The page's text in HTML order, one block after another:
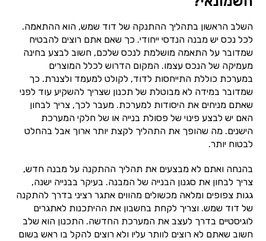
השלב הראשון בתהליך ההתנקה של דוד שמש, הוא ההתאמה.
לכל נכס יש מבנה הנדסי ייחודי. כך שאם אתם רוצים להבטיח
שמדובר על התאמה מושלמת לנכס שלכם, חשוב לבצע בחינה
מעמיקה של הנכס עצמו. המקום הדרוש לכלל המוצרים
במערכת כוללת התייחסות לדוד, לקולט למעמד ולצנרת. כך
שמדובר במידה לא מבוטלת של תכנון שצריך להשקיע עוד לפני
שאתם מניחים את היסודות למערכת. מעבר לכך, צריך לבחון
האם יש לבצע פינוי של פסולת בנייה או של חלקי המערכת
הישנים. מה שהופך את התהליך לקצת יותר ארוך אבל בהחלט
לבטוח יותר.
בהנחה ואתם לא מבצעים את תהליך ההתקנה על מבנה חדש,
צריך לבחון את סגנון הבנייה של המבנה. בעיקר בבנייה ישנה,
גגות צפופים ומלאה מכשולים מהווים אתגר רציני בדרך להתקנה
של דוד שמש. וצריך לקחת בחשבון את ההיתכנות לאתגרים
לוגיסטיים בדרך לעצב את המערכת החדשה. התכנון הוא שלב
חשוב שאתם לא רוצים לוותר עליו ולא רוצים להקל בו ראש בשום